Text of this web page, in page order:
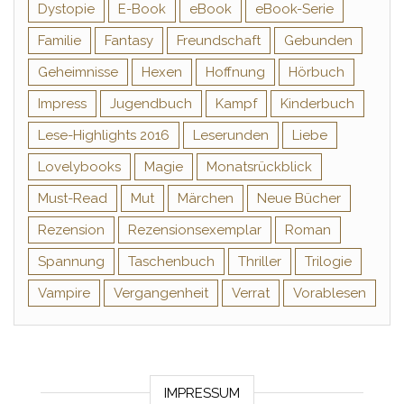
Dystopie
E-Book eBook
eBook-Serie
Familie
Fantasy Freundschaft
Gebunden
Geheimnisse
Hexen Hoffnung
Hörbuch
Impress
Jugendbuch Kampf
Kinderbuch
Lese-Highlights 2016
Leserunden
Liebe
Lovelybooks
Magie
Monatsrückblick
Must-Read
Mut Märchen
Neue Bücher
Rezension
Rezensionsexemplar
Roman
Spannung
Taschenbuch Thriller
Trilogie
Vampire
Vergangenheit Verrat Vorablesen
IMPRESSUM